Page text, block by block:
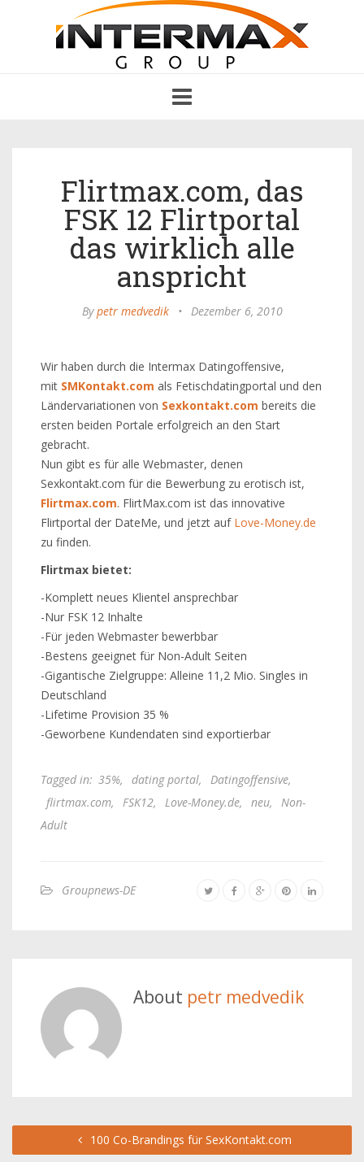
navigation
Flirtmax.com, das
FSK 12 Flirtportal
das wirklich alle
anspricht
Bypetr medvedik • Dezember 6, 2010
Wir haben durch die Intermax Datingoffensive,
mit SMKontakt.com als Fetischdatingportal und den
Ländervariationen von Sexkontakt.com bereits die
ersten beiden Portale erfolgreich an den Start
gebracht.
Nun gibt es für alle Webmaster, denen
Sexkontakt.com für die Bewerbung zu erotisch ist,
Flirtmax.com. FlirtMax.com ist das innovative
Flirtportal der DateMe, und jetzt auf Love-Money.de
zu finden.
Flirtmax bietet:
-Komplett neues Klientel ansprechbar
-Nur FSK 12 Inhalte
-Für jeden Webmaster bewerbbar
-Bestens geeignet für Non-Adult Seiten
-Gigantische Zielgruppe: Alleine 11,2 Mio. Singles in
Deutschland
-Lifetime Provision 35 %
-Geworbene Kundendaten sind exportierbar
Tagged in: 35%, dating portal, Datingoffensive,
flirtmax.com, FSK12, Love-Money.de, neu,
Non-
Adult
Groupnews-DE
About petr medvedik
100 Co-Brandings für SexKontakt.com